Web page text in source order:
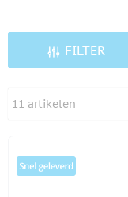
FILTER
11 artikelen